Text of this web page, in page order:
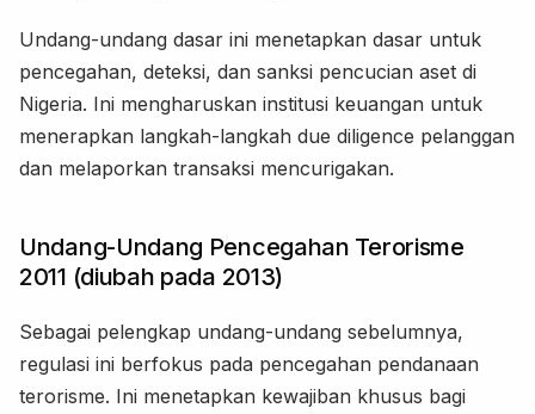
Undang-undang dasar ini menetapkan dasar untuk
pencegahan, deteksi, dan sanksi pencucian aset di
Nigeria. Ini mengharuskan institusi keuangan untuk
menerapkan langkah-langkah due diligence pelanggan
dan melaporkan transaksi mencurigakan.
Undang-Undang Pencegahan Terorisme
2011 (diubah pada 2013)
Sebagai pelengkap undang-undang sebelumnya,
regulasi ini berfokus pada pencegahan pendanaan
terorisme. Ini menetapkan kewajiban khusus bagi